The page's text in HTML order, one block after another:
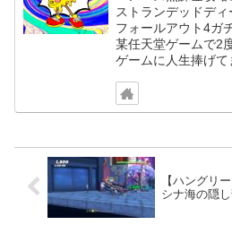
ストランデッドデ
フォールアウト4ガ
某任天堂ゲームで2
ゲームに人生捧げ
【ハングリ
シナ海の隠